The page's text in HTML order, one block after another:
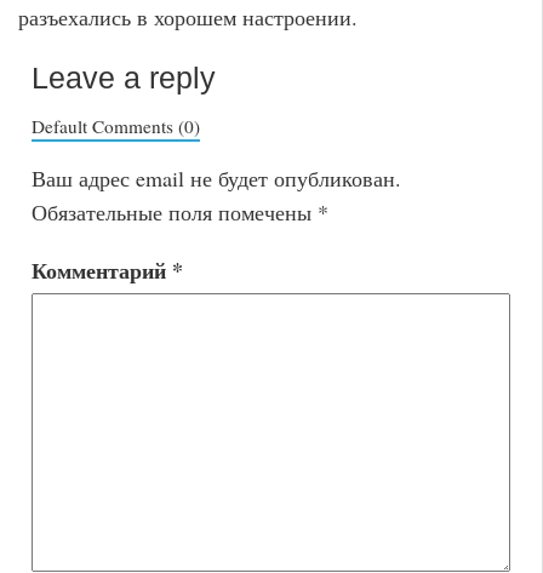
разъехались в хорошем настроении.
Leave a reply
Default Comments (0)
Ваш адрес email не будет опубликован.
Обязательные поля помечены *
Комментарий *